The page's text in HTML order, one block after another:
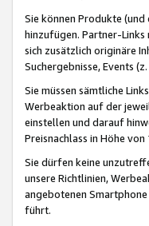
Sie können Produkte
hinzufügen. Partner-
sich zusätzlich originäre
Suchergebnisse, Events
Sie müssen sämtliche
Werbeaktion auf der
einstellen und darauf
Preisnachlass in Höhe
Sie dürfen keine
unsere Richtlinien,
angebotenen
führt.